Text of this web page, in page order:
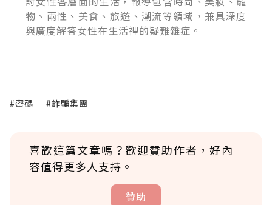
物、兩性、美食、旅遊、潮流等領域，兼具深度
與廣度解答女性在生活裡的疑難雜症。
#密碼 #詐騙集團
喜歡這篇文章嗎？歡迎贊助作者，好內
容值得更多人支持。
贊助